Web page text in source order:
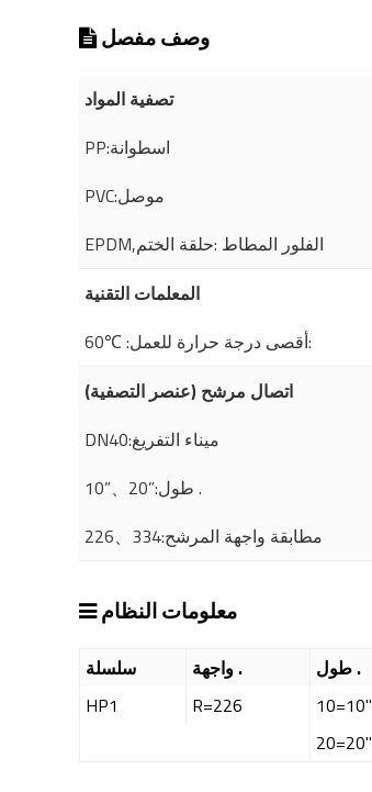
وصف مفصل
تصفية المواد
PP:اسطوانة
PVC:موصل
EPDM,الفلور المطاط :حلقة الختم
المعلمات التقنية
60℃ :أقصى درجة حرارة للعمل:
اتصال مرشح (عنصر التصفية)
DN40:ميناء التفريغ
10”、20”:طول .
226、334:مطابقة واجهة المرشح
معلومات النظام
سلسلة
HP1
واجهة .
R=226
طول .
10=10"
20=20"